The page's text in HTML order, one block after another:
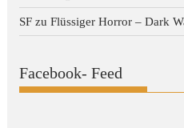
SF zuFlüssiger Horror – Dark
Facebook- Feed